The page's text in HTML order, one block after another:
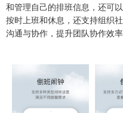
和管理自己的排班信息，还可
按时上班和休息，还支持组织
沟通与协作，提升团队协作效